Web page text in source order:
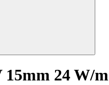
15mm 24 W/m